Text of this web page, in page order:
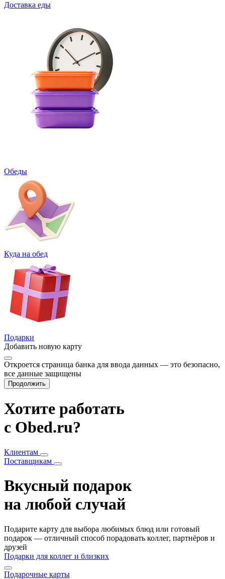
Доставка еды
Обеды
Куда на обед
Подарки
Добавить новую карту
Откроется страница банка для ввода данных — это безопасно,
все данные защищены
Продолжить
Хотите работать
с Obed.ru?
Клиентам
Поставщикам
Вкусный подарок
на любой случай
Подарите карту для выбора любимых блюд или готовый
подарок — отличный способ порадовать коллег, партнёров и
друзей
Подарки для коллег и близких
Подарочные карты